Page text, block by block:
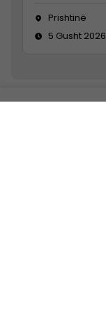
Prishtinë
5 Gusht 2026